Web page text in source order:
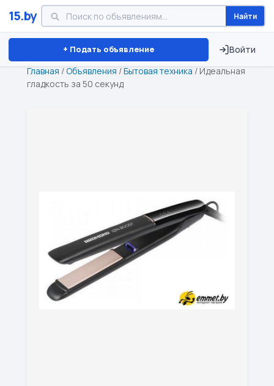
15.by Найти
+ Подать объявление Войти
Минск Витебск Брест ⏱ ТОЛЬКО 15 ДНЕЙ
Главная /Объявления /Бытовая техника / Идеальная
гладкость за 50 секунд